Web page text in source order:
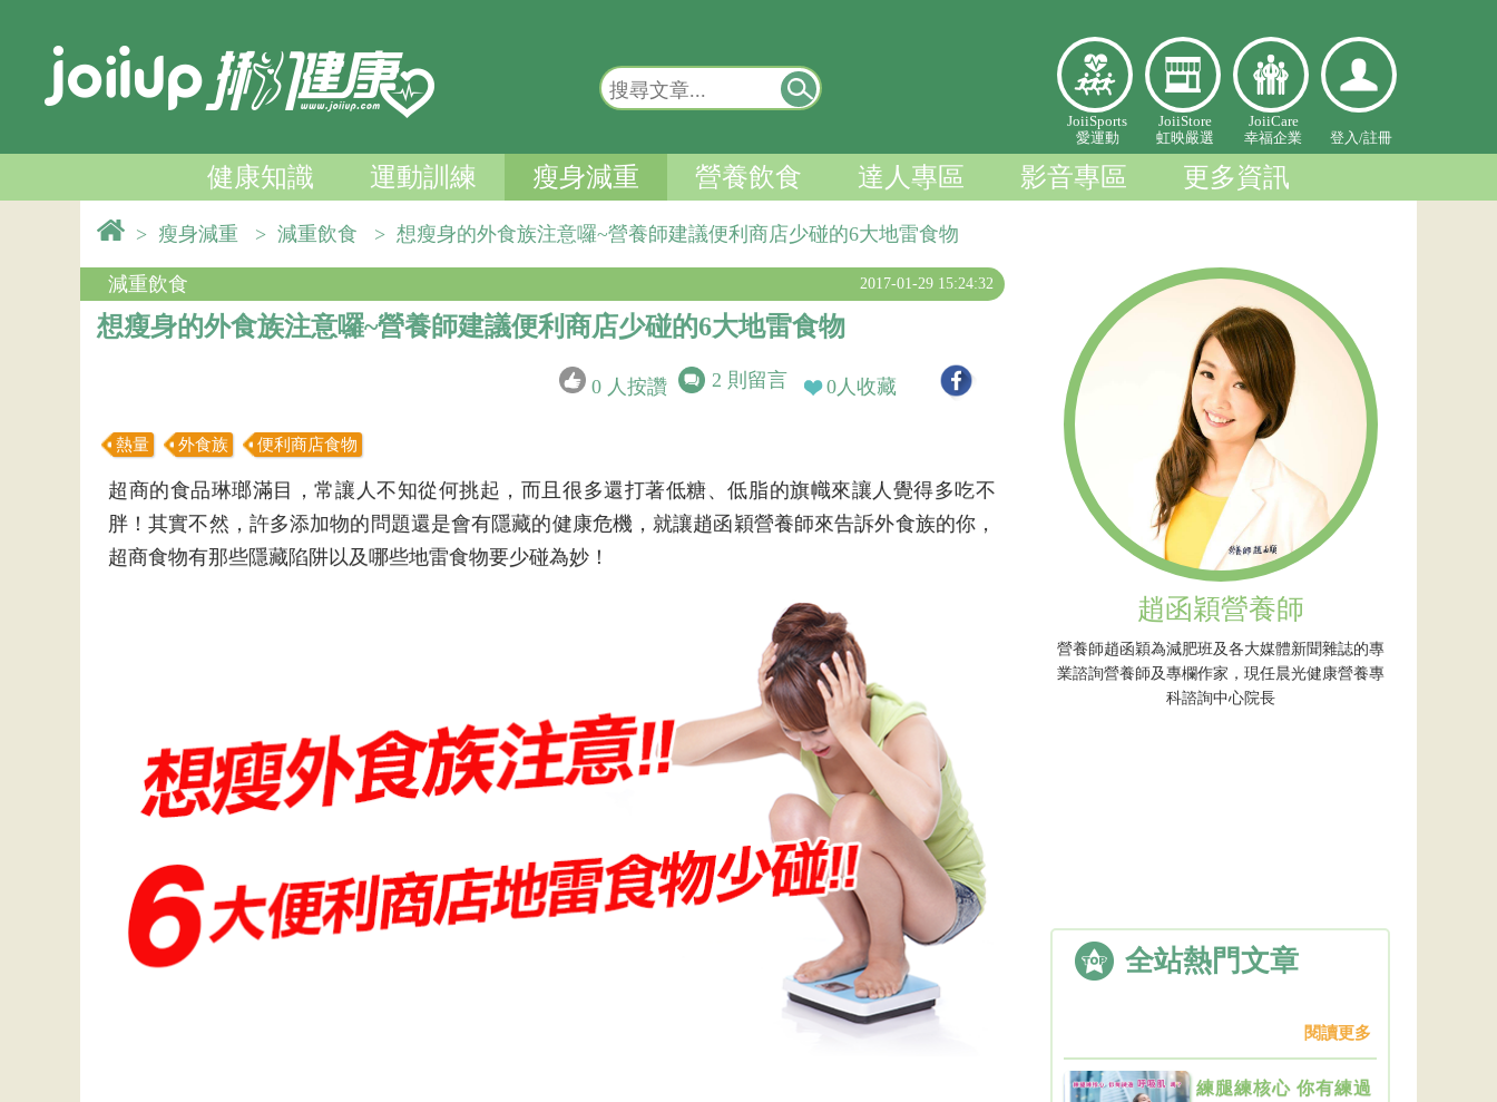
愛
運
動
虹映嚴
選
幸福企
業
人中心
JoiiSports
愛運動
JoiiStore
虹映嚴選
JoiiCare
幸福企業
登入/註冊
健康知識 運動訓練 瘦身減重 營養飲食 達人專區 影音專區 更多資訊
> 瘦身減重 > 減重飲食 > 想瘦身的外食族注意囉~營養師建議便利商店少碰的6大地雷食物
減重飲食 2017-01-29 15:24:32
想瘦身的外食族注意囉~營養師建議便利商店少碰的6大地雷食物
0 人按讚 2 則留言 0人收藏
熱量 外食族 便利商店食物
超商的食品琳瑯滿目，常讓人不知從何挑起，而且很多還打著低糖、低脂的旗幟來讓人覺得多吃不
胖！其實不然，許多添加物的問題還是會有隱藏的健康危機，就讓趙函穎營養師來告訴外食族的你，
超商食物有那些隱藏陷阱以及哪些地雷食物要少碰為妙！
趙函穎營養師
營養師趙函穎為減肥班及各大媒體新聞雜誌的專
業諮詢營養師及專欄作家，現任晨光健康營養專
科諮詢中心院長
全站熱門文章
閱讀更多
練腿練核心 你有練過